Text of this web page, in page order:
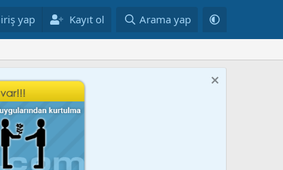
yap Kayıt ol Arama yap